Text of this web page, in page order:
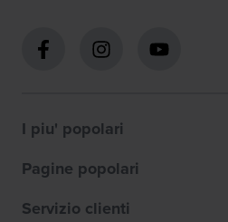
I piu' popolari
Pagine popolari
Servizio clienti